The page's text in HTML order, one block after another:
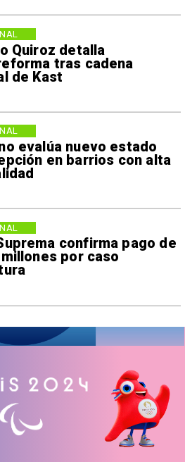
Quiroz detalla
tras cadena
de Kast
evalúa nuevo estado
en barrios con alta
confirma pago de
por caso